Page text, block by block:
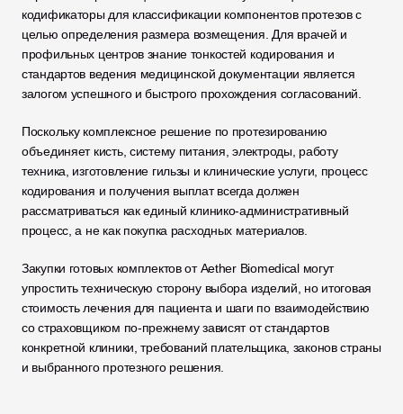
кодификаторы для классификации компонентов протезов с
целью определения размера возмещения. Для врачей и
профильных центров знание тонкостей кодирования и
стандартов ведения медицинской документации является
залогом успешного и быстрого прохождения согласований.
Поскольку комплексное решение по протезированию
объединяет кисть, систему питания, электроды, работу
техника, изготовление гильзы и клинические услуги, процесс
кодирования и получения выплат всегда должен
рассматриваться как единый клинико-административный
процесс, а не как покупка расходных материалов.
Закупки готовых комплектов от Aether Biomedical могут
упростить техническую сторону выбора изделий, но итоговая
стоимость лечения для пациента и шаги по взаимодействию
со страховщиком по-прежнему зависят от стандартов
конкретной клиники, требований плательщика, законов страны
и выбранного протезного решения.